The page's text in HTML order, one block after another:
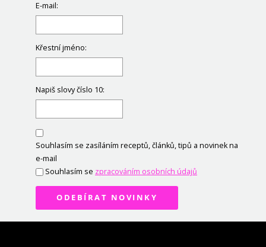
E-mail:
Křestní jméno:
Napiš slovy číslo 10:
Souhlasím se zasíláním receptů, článků, tipů a novinek na
e-mail
Souhlasím se zpracováním osobních údajů
ODEBÍRAT NOVINKY